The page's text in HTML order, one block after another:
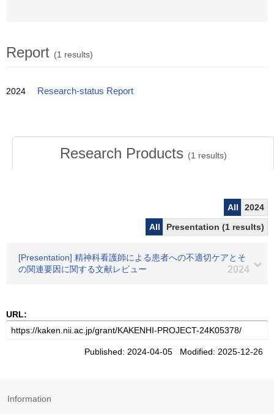
Report (1 results)
2024 Research-status Report
Research Products (1 results)
All
2024
All
Presentation (1 results)
[Presentation] 精神科看護師による患者への不適切ケアとそ
の関連要因に関する文献レビュー
2024
URL:
Published: 2024-04-05 Modified: 2025-12-26
Information